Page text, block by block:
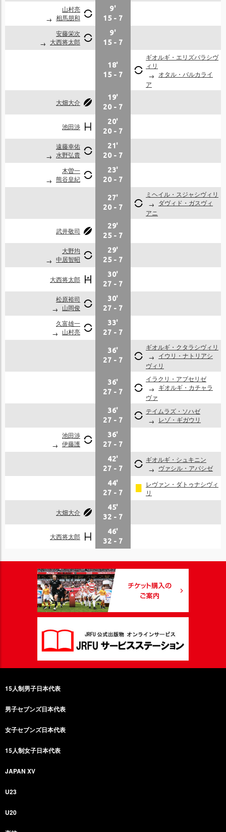
山村亮
相馬朋和
9'
15 - 7
安藤栄次
大西将太郎
9'
15 - 7
18'
15 - 7
ギオルギ・エリズバラシヴ
ィリ
オタル・バルカライ
ア
大畑大介
19'
20 - 7
池田渉
20'
20 - 7
遠藤幸佑
水野弘貴
21'
20 - 7
木曽一
熊谷皇紀
23'
20 - 7
27'
20 - 7
ミヘイル・スジャシヴィリ
ダヴィド・ガスヴィ
アニ
武井敬司
29'
25 - 7
大野均
中居智昭
29'
25 - 7
大西将太郎
30'
27 - 7
松原裕司
山岡俊
30'
27 - 7
久富雄一
山村亮
33'
27 - 7
36'
27 - 7
ギオルギ・クタラシヴィリ
イウリ・ナトリアシ
ヴィリ
36'
27 - 7
イラクリ・アブセリゼ
ギオルギ・カチャラ
ヴァ
36'
27 - 7
テイムラズ・ソハゼ
レゾ・ギガウリ
池田渉
伊藤護
36'
27 - 7
42'
27 - 7
ギオルギ・シュキニン
ヴァシル・アバシゼ
44'
27 - 7
レヴァン・ダトゥナシヴィ
リ
大畑大介
45'
32 - 7
大西将太郎
46'
32 - 7
15人制男子日本代表
男子セブンズ日本代表
女子セブンズ日本代表
15人制女子日本代表
JAPAN XV
U23
U20